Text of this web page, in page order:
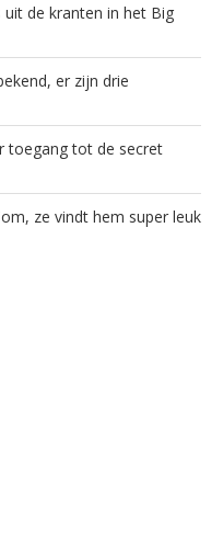
de kranten in het Big
er zijn drie
toegang tot de secret
ze vindt hem super leuk